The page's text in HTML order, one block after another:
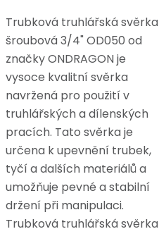
Trubková truhlářská svěrka
šroubová 3/4" OD050 od
značky ONDRAGON je
vysoce kvalitní svěrka
navržená pro použití v
truhlářských a dílenských
pracích. Tato svěrka je
určena k upevnění trubek,
tyčí a dalších materiálů a
umožňuje pevné a stabilní
držení při manipulaci.
Trubková truhlářská svěrka